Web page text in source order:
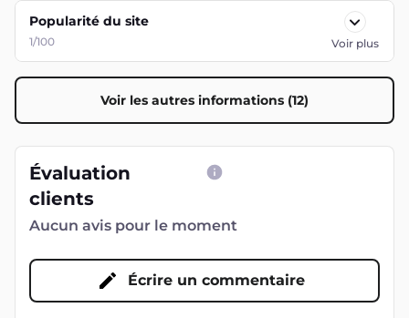
Popularité du site
1/100 Voir plus
Voir les autres informations (12)
Évaluation
clients
Aucun avis pour le moment
Écrire un commentaire